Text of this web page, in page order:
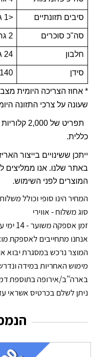
סיבים תזונתיים <1 גרם
סה"כ סוכרים 2 גרם
חלבון 24 גרם
סידן 140 מ"ג
* אחוז הצריכה היומית
שעונה על צרכי התזונה
תפריט של
כללית.
ייתכן ששינויים בייצור
באתר שלנו. אנו ממליצים
המוצרים לפני השימוש.
המחיר הינו סופי וכולל
סוג משלוח - אווירי
זמן אספקה משוער - 14 ימי עסקים
אנחנו מתחייבים לאספקת
המוצר נרכש במסגרת יבוא
מימוש האחריות במידה
בארה"ב/אירופה בתוספת
ניתן לשלם בכרטיס אשראי עד 12 תשלומים (בתוספת